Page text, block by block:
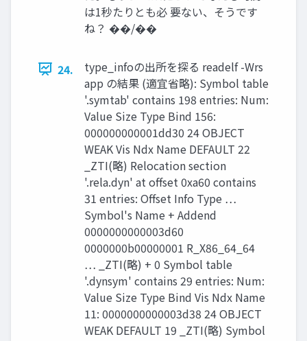
は1秒たりとも必 要ない、そうです
ね？ ��/��
24.
type_infoの出所を探る readelf -Wrs
app の結果 (適宜省略): Symbol table
'.symtab' contains 198 entries: Num:
Value Size Type Bind 156:
000000000001dd30 24 OBJECT
WEAK Vis Ndx Name DEFAULT 22
_ZTI(略) Relocation section
'.rela.dyn' at offset 0xa60 contains
31 entries: Offset Info Type …
Symbol's Name + Addend
0000000000003d60
0000000b00000001 R_X86_64_64
… _ZTI(略) + 0 Symbol table
'.dynsym' contains 29 entries: Num:
Value Size Type Bind Vis Ndx Name
11: 0000000000003d38 24 OBJECT
WEAK DEFAULT 19 _ZTI(略) Symbol